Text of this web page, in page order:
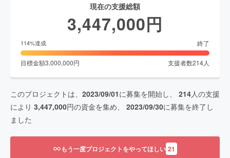
現在の支援総額
3,447,000円
114%達成 終了
目標金額3,000,000円 支援者数214人
このプロジェクトは、 2023/09/01に募集を開始し、 214人の支援
により 3,447,000円の資金を集め、 2023/09/30に募集を終了し
ました
もう一度プロジェクトをやってほしい 21